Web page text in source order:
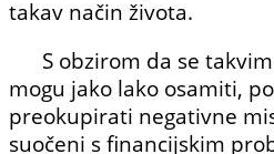
takav način života.
S obzirom da se
mogu jako lako osamiti,
preokupirati negativne
suočeni s financijskim